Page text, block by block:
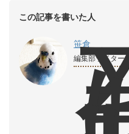
この記事を書いた人
笹倉
編集部ライター